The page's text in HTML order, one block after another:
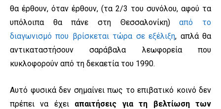
θα έρθουν, όταν έρθουν, (τα 2/3 του συνόλου, αφού τα
υπόλοιπα θα πάνε στη Θεσσαλονίκη)από το
διαγωνισμό που βρίσκεται τώρα σε εξέλιξη, απλά θα
αντικαταστήσουν σαράβαλα λεωφορεία που
κυκλοφορούν από τη δεκαετία του 1990.
Αυτό φυσικά δεν σημαίνει πως το επιβατικό κοινό δεν
πρέπει να έχει απαιτήσεις για τη βελτίωση των